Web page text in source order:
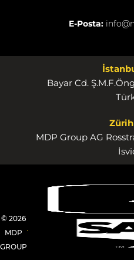
E-Posta:
Bayar Cd.
MDP Group AG
© 2026
MDP
GROUP